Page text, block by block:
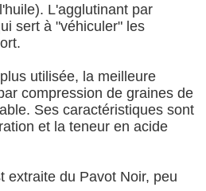
L'agglutinant par
sert à "véhiculer" les
utilisée, la meilleure
compression de graines de
Ses caractéristiques sont
et la teneur en acide
extraite du Pavot Noir, peu